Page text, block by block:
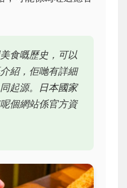
食嘅歷史，可以
紹，佢哋有詳細
起源。
日本國家
呢個網站係官方資